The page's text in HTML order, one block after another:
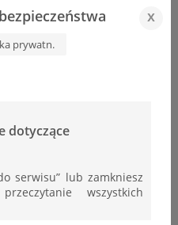
x
prywatn.
dotyczące
serwisu” lub zamkniesz
wszystkich